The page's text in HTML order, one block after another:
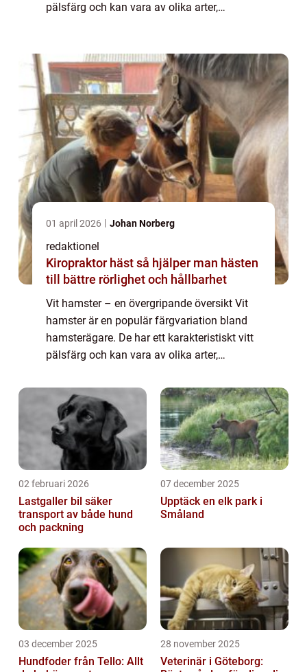
pälsfärg och kan vara av olika arter,
01 april 2026 Johan Norberg
redaktionel
Kiropraktor häst så hjälper man hästen
till bättre rörlighet och hållbarhet
Vit hamster – en övergripande översikt Vit
hamster är en populär färgvariation bland
hamsterägare. De har ett karakteristiskt vitt
pälsfärg och kan vara av olika arter,
hamster. Denna artikel kommer att g...
02 februari 2026
Lastgaller bil säker
transport av både hund
och packning
07 december 2025
Upptäck en elk park i
Småland
03 december 2025
Hundfoder från Tello: Allt
28 november 2025
Veterinär i Göteborg: